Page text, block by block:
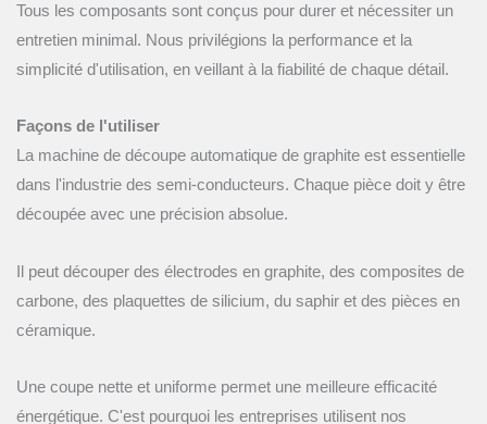
Tous les composants sont conçus pour durer et nécessiter un
entretien minimal. Nous privilégions la performance et la
simplicité d'utilisation, en veillant à la fiabilité de chaque détail.
Façons de l'utiliser
La machine de découpe automatique de graphite est essentielle
dans l'industrie des semi-conducteurs. Chaque pièce doit y être
découpée avec une précision absolue.
Il peut découper des électrodes en graphite, des composites de
carbone, des plaquettes de silicium, du saphir et des pièces en
céramique.
Une coupe nette et uniforme permet une meilleure efficacité
énergétique. C'est pourquoi les entreprises utilisent nos